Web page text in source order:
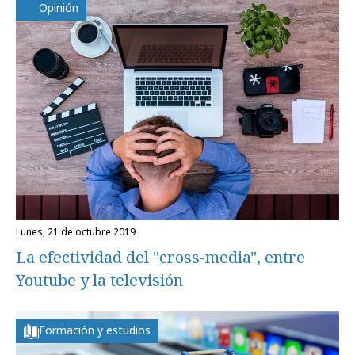
Opinión
lunes, 21 de octubre 2019
La efectividad del "cross-media", entre
Youtube y la televisión
Formación y estudios